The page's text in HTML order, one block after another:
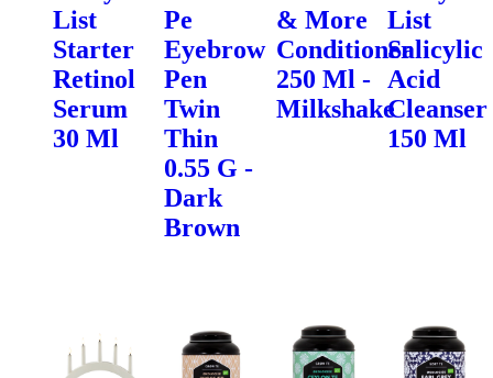
List
Starter
Retinol
Serum
30 Ml
Pe
Eyebrow
Pen
Twin
Thin
0.55 G -
Dark
Brown
& More
Conditioner
250 Ml -
Milkshake
List
Salicylic
Acid
Cleanser
150 Ml